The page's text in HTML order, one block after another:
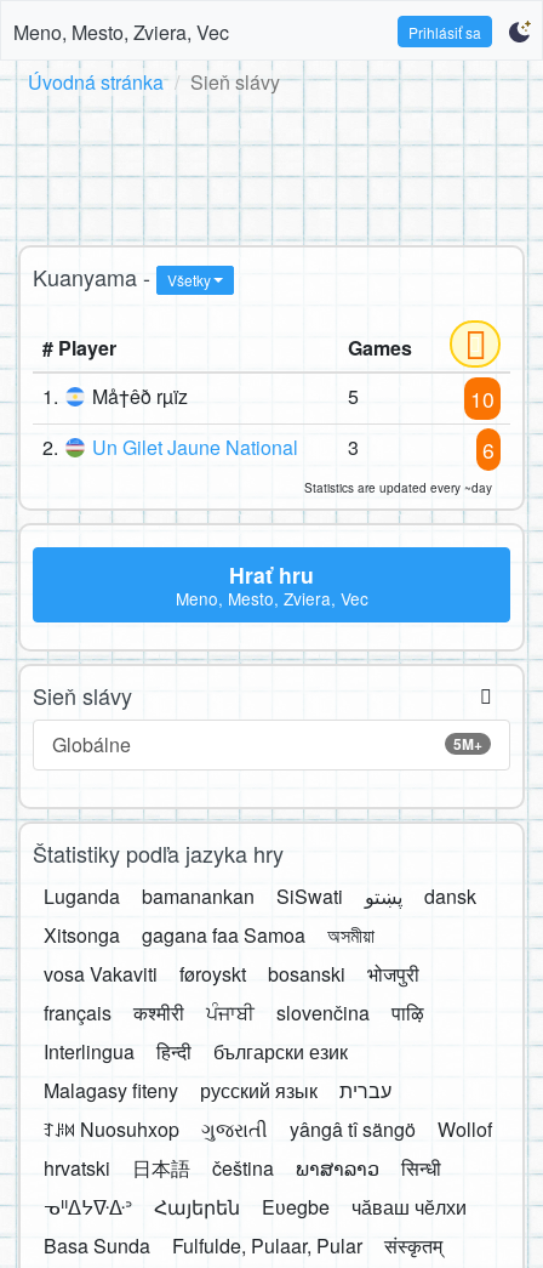
Meno, Mesto, Zviera, Vec Prihlásiť sa
Úvodná stránka Sieň slávy
Kuanyama - Všetky
# Player
Games
1.
Må†êð rµïz 5 10
2. Un Gilet Jaune National 3 6
Statistics are updated every ~day
Hrať hru
Meno, Mesto, Zviera, Vec
Sieň slávy
5M+
Globálne
Štatistiky podľa jazyka hry
Luganda bamanankan SiSwati پښتو
dansk
Xitsonga
gagana faa Samoa
অসমীয়া
vosa Vakaviti
føroyskt bosanski
भोजपुरी
français
कश्मीरी ਪੰਜਾਬੀ slovenčina
पाऴि
Interlingua
हिन्दी
български език
Malagasy fiteny
русский язык
עברית
ꆈꌠ꒿ Nuosuhxop
ગુજરાતી yângâ tî sängö
Wollof
hrvatski
日本語 čeština ພາສາລາວ
सिन्धी
ᓀᐦᐃᔭᐍᐏᐣ
Հայերեն Eʋegbe
чӑваш чӗлхи
Basa Sunda
Fulfulde, Pulaar, Pular
संस्कृतम्